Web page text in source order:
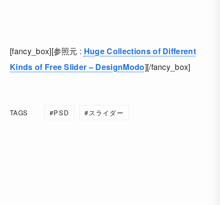
[fancy_box][参照元 : Huge Collections of Different
Kinds of Free Slider – DesignModo][/fancy_box]
TAGS PSD スライダー